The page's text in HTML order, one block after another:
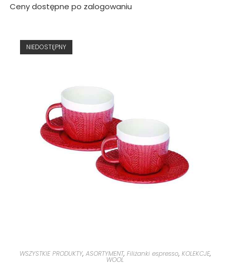
Ceny dostępne po zalogowaniu
NIEDOSTĘPNY
WSZYSTKIE PRODUKTY, ASORTYMENT, Filiżanki espresso, KOLEKCJE,
WOOL